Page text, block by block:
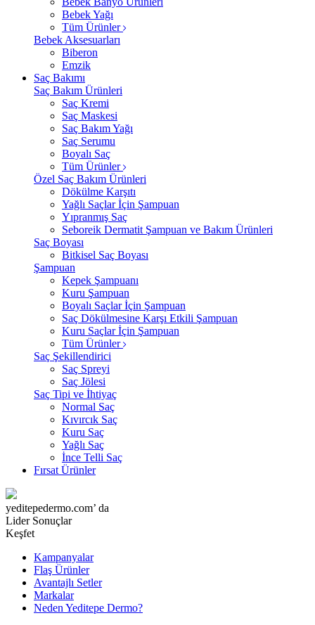
Bebek Yağı
Tüm Ürünler
Bebek Aksesuarları
Biberon
Emzik
Saç Bakımı
Saç Bakım Ürünleri
Saç Kremi
Saç Maskesi
Saç Bakım Yağı
Saç Serumu
Boyalı Saç
Tüm Ürünler
Özel Saç Bakım Ürünleri
Dökülme Karşıtı
Yağlı Saçlar İçin Şampuan
Yıpranmış Saç
Seboreik Dermatit Şampuan ve Bakım Ürünleri
Saç Boyası
Bitkisel Saç Boyası
Şampuan
Kepek Şampuanı
Kuru Şampuan
Boyalı Saçlar İçin Şampuan
Saç Dökülmesine Karşı Etkili Şampuan
Kuru Saçlar İçin Şampuan
Tüm Ürünler
Saç Şekillendirici
Saç Spreyi
Saç Jölesi
Saç Tipi ve İhtiyaç
Normal Saç
Kıvırcık Saç
Kuru Saç
Yağlı Saç
İnce Telli Saç
Fırsat Ürünler
yeditepedermo.com’ da
Lider Sonuçlar
Keşfet
Kampanyalar
Flaş Ürünler
Avantajlı Setler
Markalar
Neden Yeditepe Dermo?